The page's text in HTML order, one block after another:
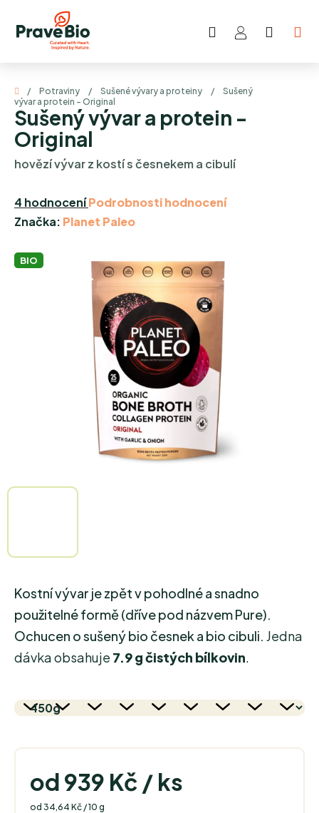
obsah
Hledat
Domů
/ Potraviny / Sušené vývary a proteiny /
Sušený
vývar a protein - Original
Kostní vývar je zpět v pohodlné a snadno
použitelné formě (dříve pod názvem Pure).
Ochucen o sušený bio česnek a bio cibuli. Jedna
dávka obsahuje 7.9 g čistých bílkovin
od 939 Kč / ks
Měrná cena:
od 34,64 Kč / 10 g
Sušený vývar a protein -
Original
hovězí vývar z kostí s česnekem a cibulí
Průměrné
hodnocení
je
4 hodnoceníPodrobnosti hodnocení
Značka: Planet Paleo
BIO